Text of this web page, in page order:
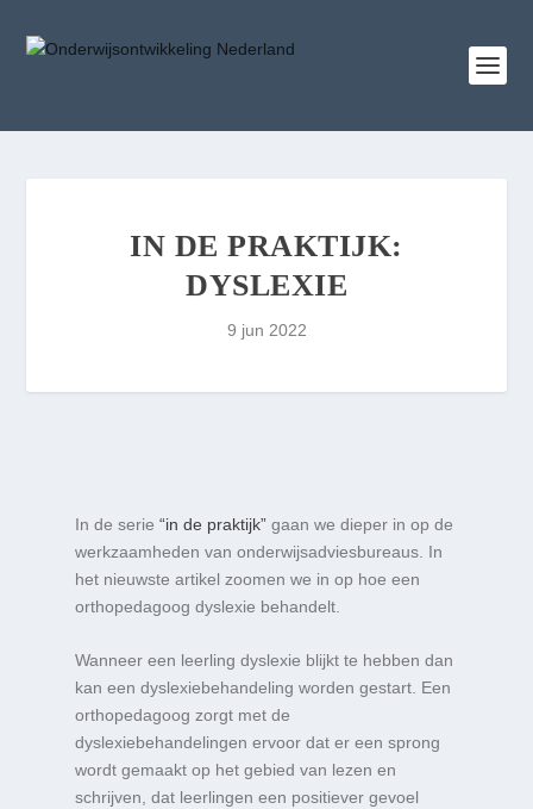
IN DE PRAKTIJK:
DYSLEXIE
9 jun 2022
In de serie “in de praktijk”gaan we dieper in op de
werkzaamheden van onderwijsadviesbureaus. In
het nieuwste artikel zoomen we in op hoe een
orthopedagoog dyslexie behandelt.
Wanneer een leerling dyslexie blijkt te hebben dan
kan een dyslexiebehandeling worden gestart. Een
orthopedagoog zorgt met de
dyslexiebehandelingen ervoor dat er een sprong
wordt gemaakt op het gebied van lezen en
schrijven, dat leerlingen een positiever gevoel